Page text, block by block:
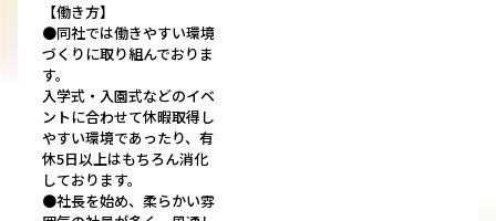
【働き方】
●同社では働きやすい環境
づくりに取り組んでおりま
す。
入学式・入園式などのイベ
ントに合わせて休暇取得し
やすい環境であったり、有
休5日以上はもちろん消化
しております。
●社長を始め、柔らかい雰